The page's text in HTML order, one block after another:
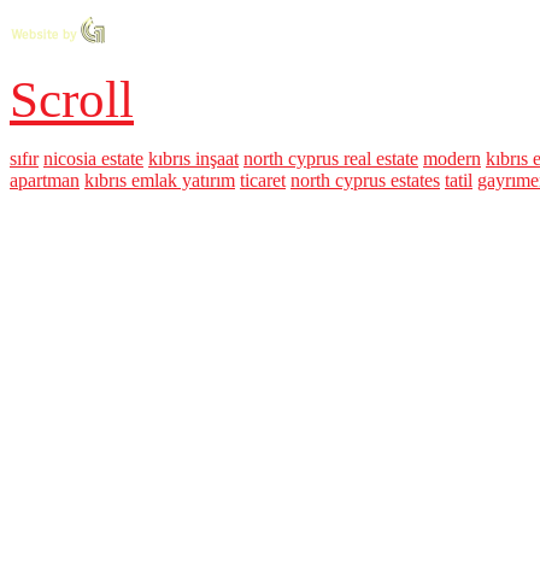
Scroll
sıfır nicosia estate kıbrıs inşaat north cyprus real estate modern kıbrıs
apartman kıbrıs emlak yatırım ticaret north cyprus estates tatil